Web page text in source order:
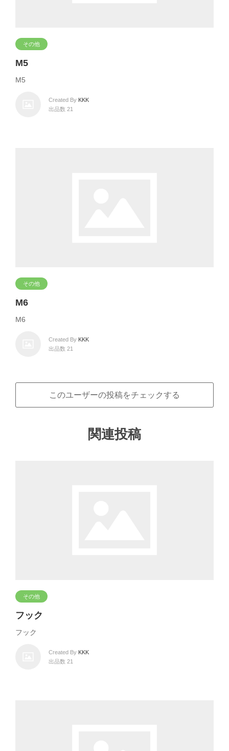
その他
M5
M5
Created By KKK
出品数 21
その他
M6
M6
Created By KKK
出品数 21
このユーザーの投稿をチェックする
関連投稿
その他
フック
フック
Created By KKK
出品数 21